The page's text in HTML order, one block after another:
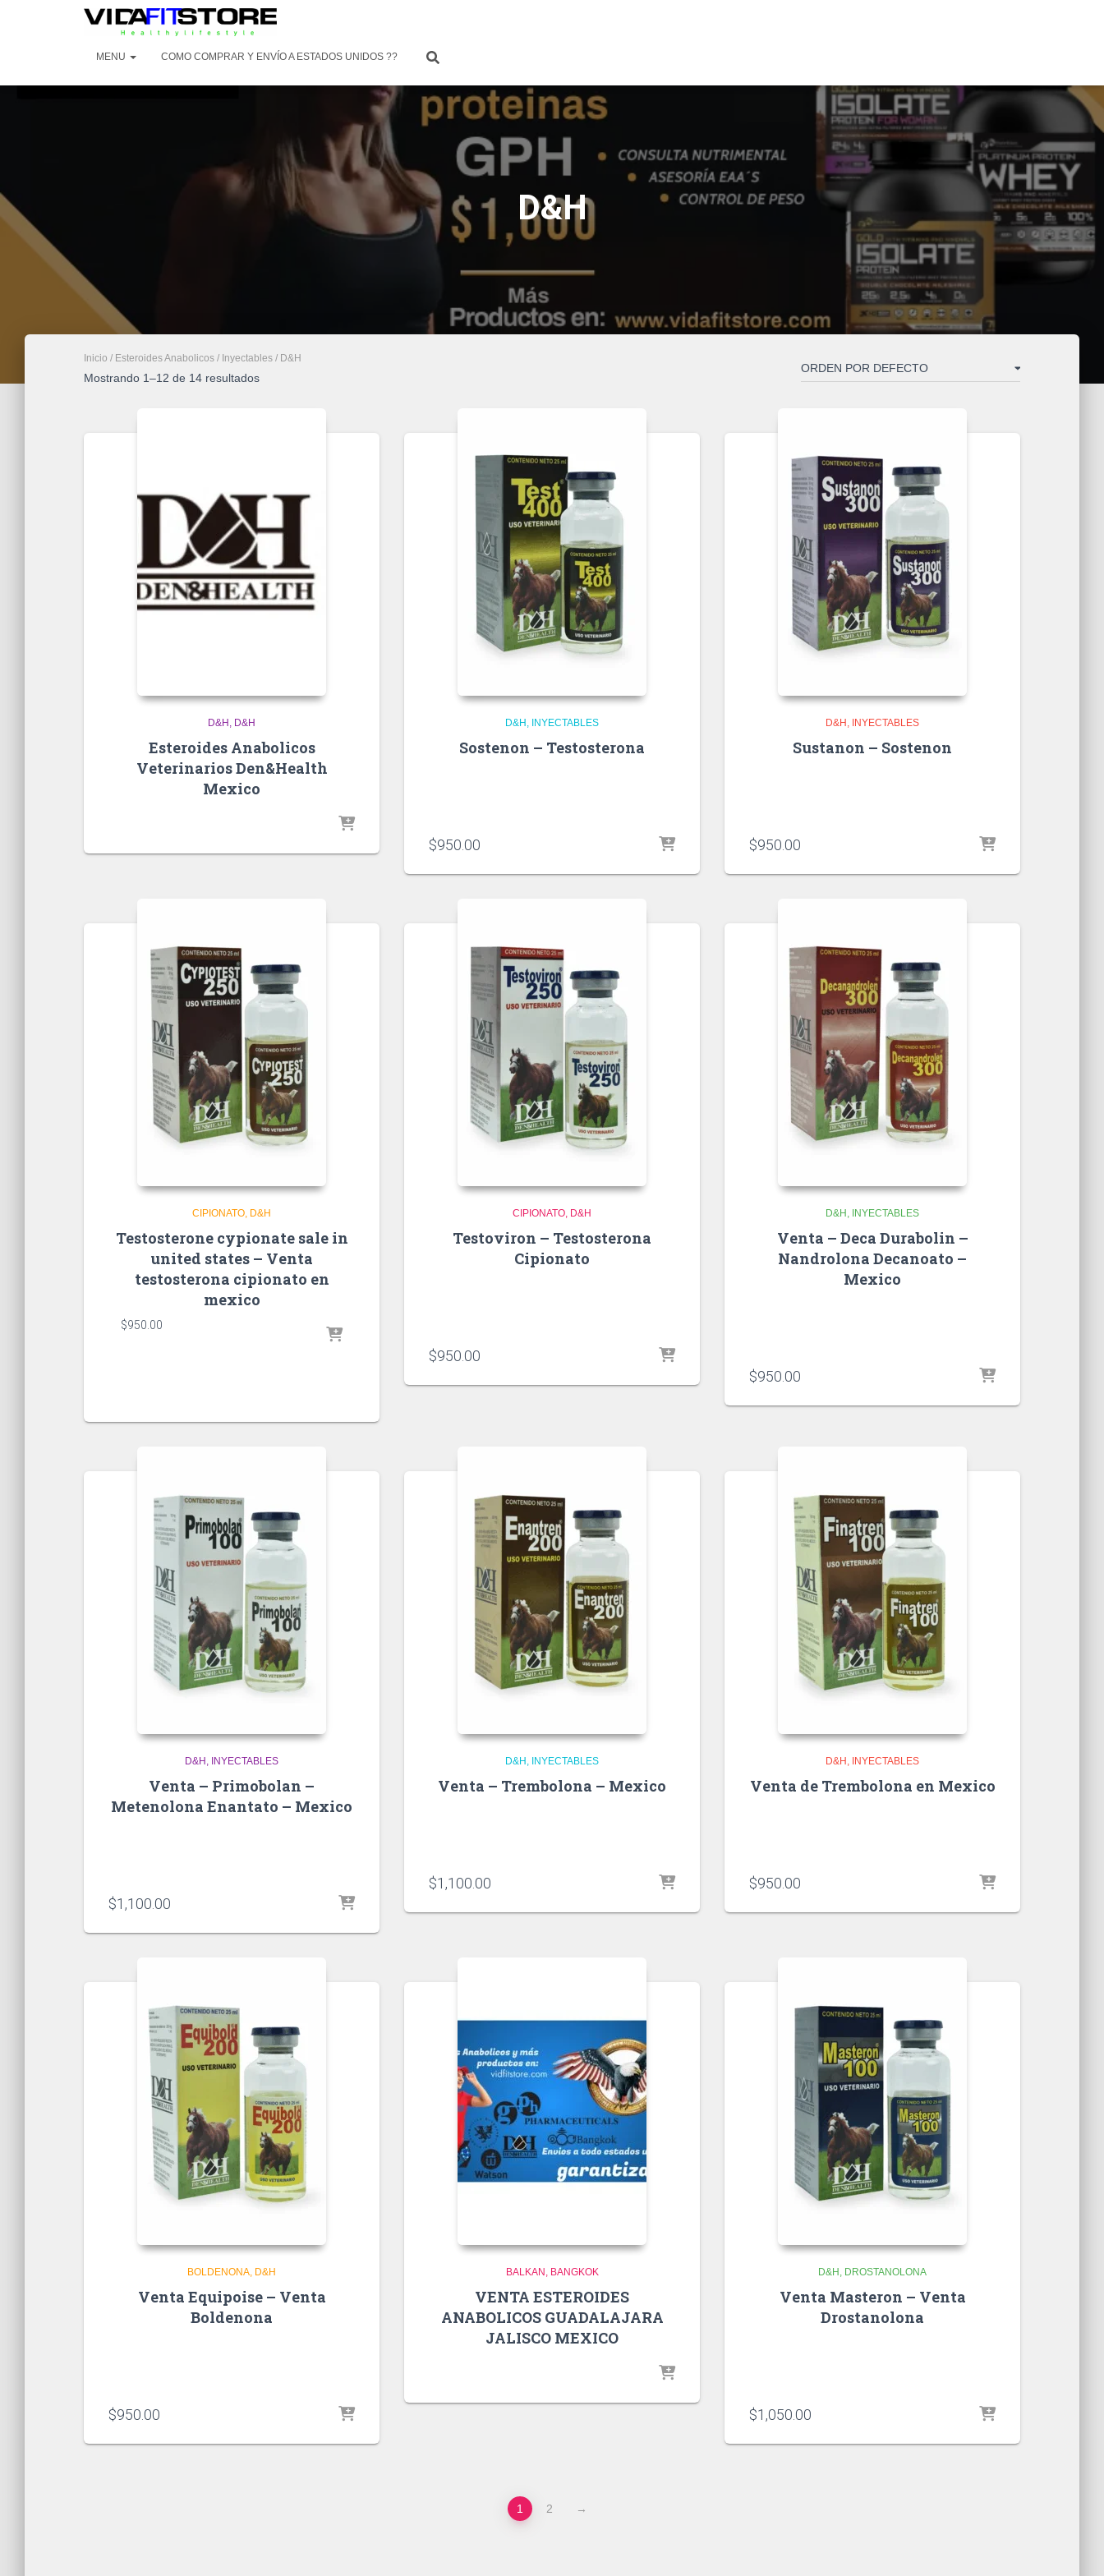
MENU COMO COMPRAR Y ENVÍO A ESTADOS UNIDOS ??
D&H
Inicio / Esteroides Anabolicos / Inyectables / D&H
Mostrando 1–12 de 14 resultados
D&H D&H
Esteroides Anabolicos
Veterinarios Den&Health
Mexico
D&H INYECTABLES
Sostenon – Testosterona
$950.00
D&H INYECTABLES
Sustanon – Sostenon
$950.00
CIPIONATO D&H
Testosterone cypionate sale in
united states – Venta
testosterona cipionato en
mexico
$950.00
CIPIONATO D&H
Testoviron – Testosterona
Cipionato
$950.00
D&H INYECTABLES
Venta – Deca Durabolin –
Nandrolona Decanoato –
Mexico
$950.00
D&H INYECTABLES
Venta – Primobolan –
Metenolona Enantato – Mexico
$1,100.00
D&H INYECTABLES
Venta – Trembolona – Mexico
$1,100.00
D&H INYECTABLES
Venta de Trembolona en Mexico
$950.00
BOLDENONA D&H
Venta Equipoise – Venta
Boldenona
$950.00
BALKAN BANGKOK
VENTA ESTEROIDES
ANABOLICOS GUADALAJARA
JALISCO MEXICO
D&H DROSTANOLONA
Venta Masteron – Venta
Drostanolona
$1,050.00
1 2 →